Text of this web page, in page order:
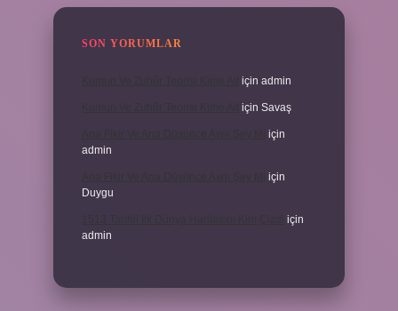
SON YORUMLAR
için admin
için Savaş
için
admin
için
Duygu
için
admin